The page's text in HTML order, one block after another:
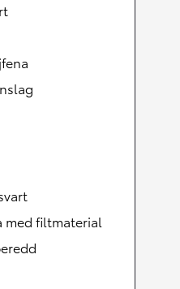
med filtmaterial